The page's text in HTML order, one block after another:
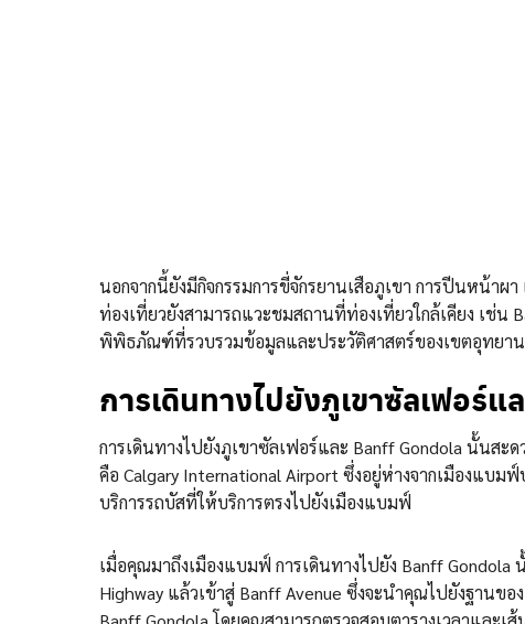
นอกจากนี้ยังมีกิจกรรมการขี่จักรยานเสือภูเขา การปีนหน้า
ท่องเที่ยวยังสามารถแวะชมสถานที่ท่องเที่ยวใกล้เคียง เช่น
พิพิธภัณฑ์ที่รวบรวมข้อมูลและประวัติศาสตร์ของเขตอุทยา
การเดินทางไปยังภูเขาซัลเฟอร์
การเดินทางไปยังภูเขาซัลเฟอร์และ Banff Gondola นั้นส
คือ Calgary International Airport ซึ่งอยู่ห่างจากเมืองแบ
บริการรถบัสที่ให้บริการตรงไปยังเมืองแบมฟ์
เมื่อคุณมาถึงเมืองแบมฟ์ การเดินทางไปยัง Banff Gondola
Highway แล้วเข้าสู่ Banff Avenue ซึ่งจะนำคุณไปยังฐานข